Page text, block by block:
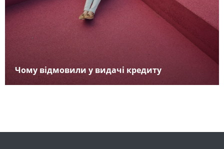
Чому відмовили у видачі кредиту